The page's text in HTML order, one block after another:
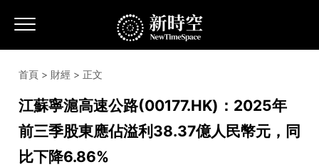
首頁 > 財經 > 正文
江蘇寧滬高速公路(00177.HK)：2025年
前三季股東應佔溢利38.37億人民幣元，同
比下降6.86%